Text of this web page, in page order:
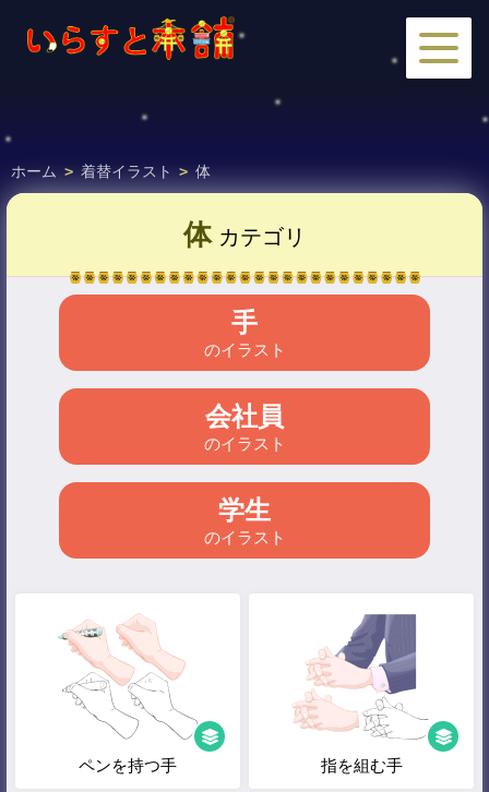
ホーム > 着替イラスト > 体
体カテゴリ
手
のイラスト
会社員
のイラスト
学生
のイラスト
ペンを持つ手 指を組む手